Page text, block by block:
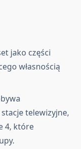
jako części
własnością
telewizyjne,
4, które